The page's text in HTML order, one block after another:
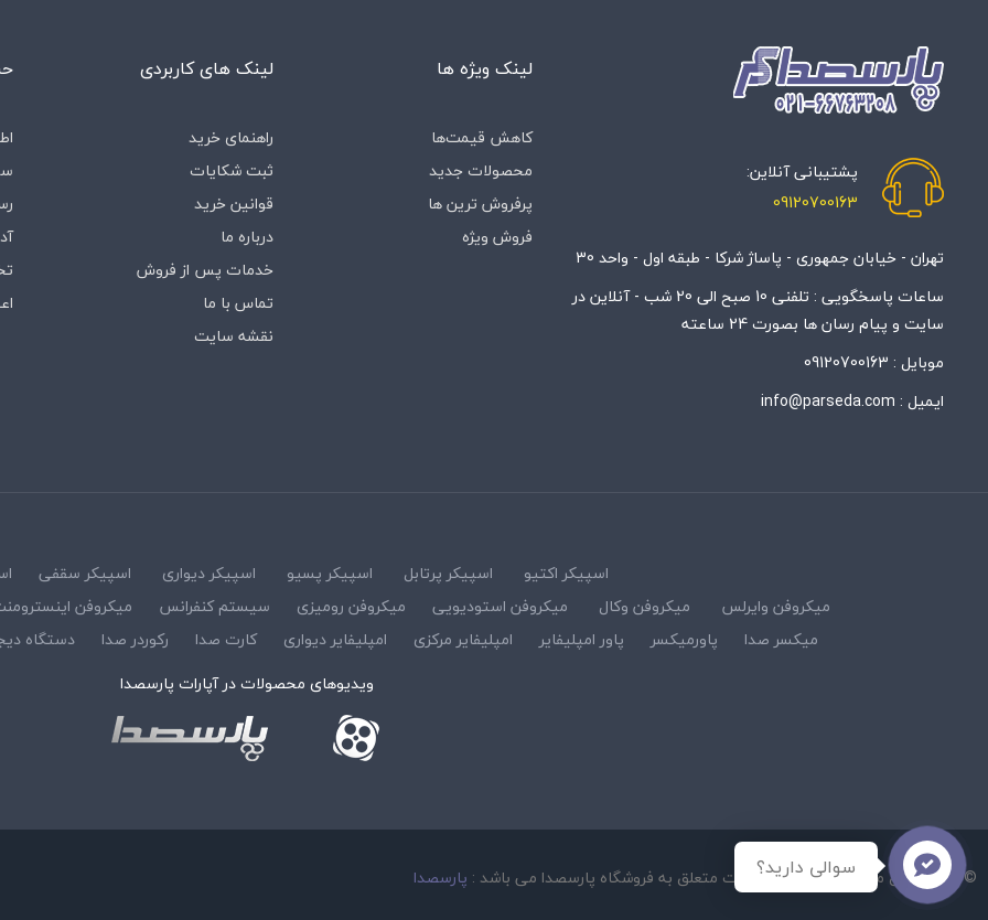
پشتیبانی آنلاین:
09120700163
تهران - خیابان جمهوری - پاساژ شرکا - طبقه اول - واحد 30
ساعات پاسخگویی : تلفنی 10 صبح الی 20 شب - آنلاین در
سایت و پیام رسان ها بصورت 24 ساعته
موبایل : 09120700163
ایمیل : info@parseda.com
لینک ویژه ها
کاهش قیمت‌ها
محصولات جدید
پرفروش ترین ها
فروش ویژه
لینک های کاربردی
راهنمای خرید
ثبت شکایات
قوانین خرید
درباره‌ ما
خدمات پس از فروش
تماس با ما
نقشه سایت
اسپیکر اکتیو اسپیکر پرتابل اسپیکر پسیو اسپیکر دیواری اسپیکر سقفی
میکروفن وایرلس
میکروفن وکال میکروفن استودیویی میکروفن رومیزی سیستم کنفرانس میکروفن
میکسر صدا
پاورمیکسر پاور امپلیفایر امپلیفایر مرکزی امپلیفایر دیواری کارت صدا رکوردر صدا دستگاه
ویدیوهای محصولات در آپارات پارسصدا
© کلیه حقوق مادی و معنوی این سایت متعلق به فروشگاه پارسصدا می باشد : پارسصدا سوالی دارید؟